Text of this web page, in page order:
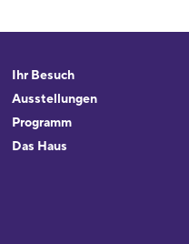
Ihr Besuch
Ausstellungen
Programm
Das Haus